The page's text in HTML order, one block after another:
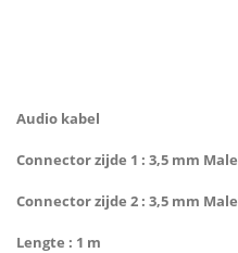
Audio kabel
Connector zijde 1 : 3,5 mm Male
Connector zijde 2 : 3,5 mm Male
Lengte : 1 m